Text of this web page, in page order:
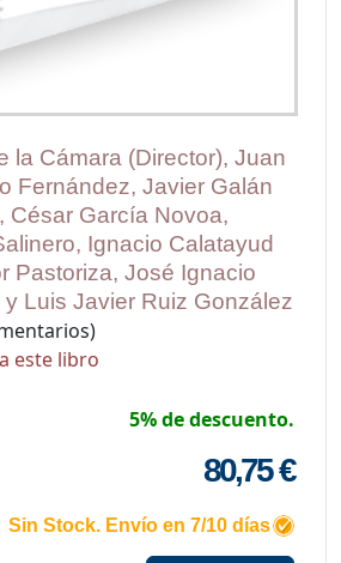
la Cámara (Director), Juan
Fernández, Javier Galán
César García Novoa,
Ignacio Calatayud
Pastoriza, José Ignacio
y Luis Javier Ruiz González
este libro
5% de descuento.
80,75 €
Sin Stock. Envío en 7/10 días